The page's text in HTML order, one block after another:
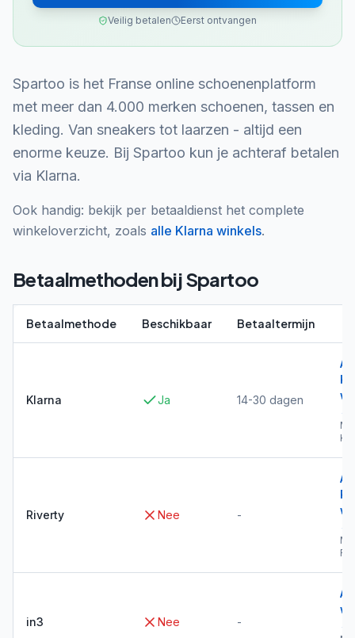
Veilig betalen Eerst ontvangen
Spartoo is het Franse online schoenenplatform
met meer dan 4.000 merken schoenen, tassen en
kleding. Van sneakers tot laarzen - altijd een
enorme keuze. Bij Spartoo kun je achteraf betalen
via Klarna.
Ook handig: bekijk per betaaldienst het complete
winkeloverzicht, zoals alle Klarna winkels.
Betaalmethoden bijSpartoo
Betaalmethode Beschikbaar Betaaltermijn
Klarna Ja 14-30 dagen
→
Riverty Nee -
→
in3 Nee -
→